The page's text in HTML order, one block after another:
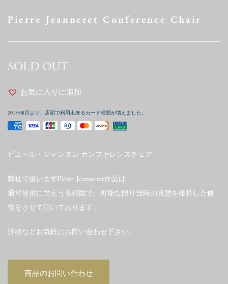
Pierre Jeanneret Conference Chair
SOLD OUT
お気に入りに追加
2018/08月より、店頭で利用出来るカード種類が増えました。
ピエール・ジャンヌレ カンファレンスチェア
弊社で扱いますPierre Jeanneret作品は
通常使用に耐えうる範囲で、可能な限り当時の状態を維持した修
復をさせて頂いております。
詳細などお気軽にお問い合わせ下さい。
商品のお問い合わせ